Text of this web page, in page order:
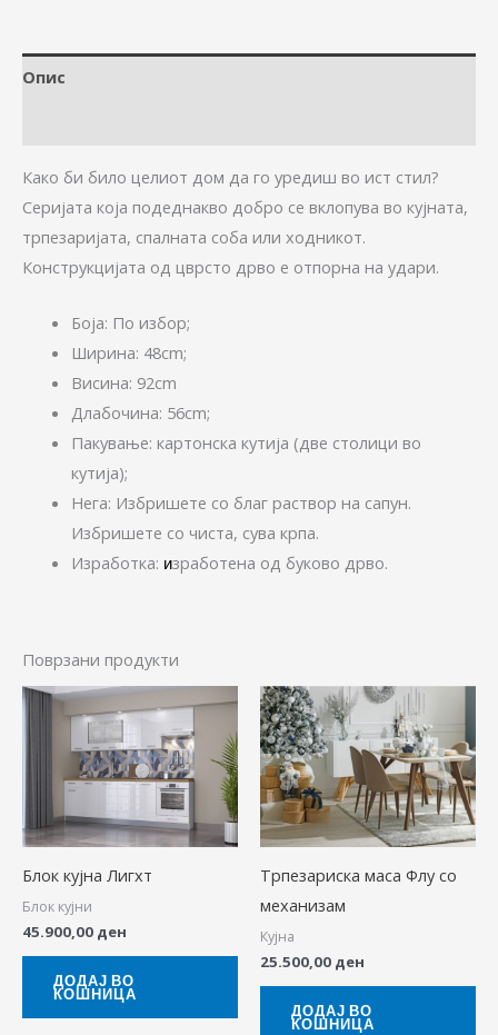
Опис
Како би било целиот дом да го уредиш во ист стил?
Серијата која подеднакво добро се вклопува во кујната,
трпезаријата, спалната соба или ходникот.
Конструкцијата од цврсто дрво е отпорна на удари.
Боја: По избор;
Ширина: 48cm;
Висина: 92cm
Длабочина: 56cm;
Пакување: картонска кутија (две столици во
кутија);
Нега: Избришете со благ раствор на сапун.
Избришете со чиста, сува крпа.
Изработка: изработена од буково дрво.
Поврзани продукти
Блок кујна Лигхт
Блок кујни
45.900,00 ден
ДОДАЈ ВО
КОШНИЦА
Трпезариска маса Флу со
механизам
Кујна
25.500,00 ден
ДОДАЈ ВО
КОШНИЦА